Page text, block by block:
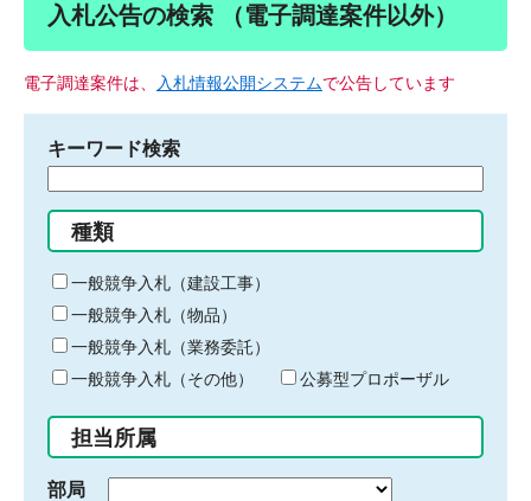
入札公告の検索 （電子調達案件以外）
電子調達案件は、 入札情報公開システムで公告しています
キーワード検索
る
キ
ー
ワ
ー
ド
入
力
種類
一般競争入札（建設工事）
一般競争入札（物品）
一般競争入札（業務委託）
一般競争入札（その他）
公募型プロポーザル
担当所属
部局